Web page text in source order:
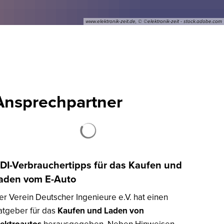
www.elektronik-zeit.de, © ©elektronik-zeit - stock.adobe.com
Verbrauchertipps für das Kaufen und
vom E-Auto
Verein Deutscher Ingenieure e.V. hat einen
für das Kaufen und Laden von